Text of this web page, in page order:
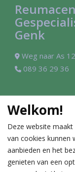
Genk
Weg naar As
089 36 29 36
089 36 29 36
Cardiologie
089 36 27 13
Welkom!
Deze website
van cookies kunnen
aanbieden en het
genieten van een